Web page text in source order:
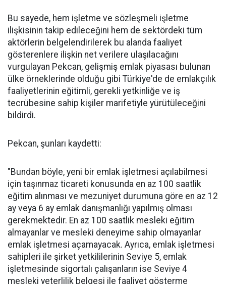
Bu sayede, hem işletme ve sözleşmeli işletme
ilişkisinin takip edileceğini hem de sektördeki tüm
aktörlerin belgelendirilerek bu alanda faaliyet
gösterenlere ilişkin net verilere ulaşılacağını
vurgulayan Pekcan, gelişmiş emlak piyasası bulunan
ülke örneklerinde olduğu gibi Türkiye'de de emlakçılık
faaliyetlerinin eğitimli, gerekli yetkinliğe ve iş
tecrübesine sahip kişiler marifetiyle yürütüleceğini
bildirdi.
Pekcan, şunları kaydetti:
"Bundan böyle, yeni bir emlak işletmesi açılabilmesi
için taşınmaz ticareti konusunda en az 100 saatlik
eğitim alınması ve mezuniyet durumuna göre en az 12
ay veya 6 ay emlak danışmanlığı yapılmış olması
gerekmektedir. En az 100 saatlik mesleki eğitim
almayanlar ve mesleki deneyime sahip olmayanlar
emlak işletmesi açamayacak. Ayrıca, emlak işletmesi
sahipleri ile şirket yetkililerinin Seviye 5, emlak
işletmesinde sigortalı çalışanların ise Seviye 4
mesleki yeterlilik belgesi ile faaliyet gösterme